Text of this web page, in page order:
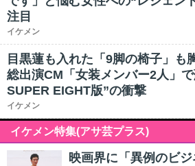
注目
イケメン
目黒蓮も入れた「9脚の椅子」も
総出演CM「女装メンバー2人」
SUPER EIGHT版”の衝撃
イケメン
イケメン特集(アサ芸プラス)
映画界に「異例のビ